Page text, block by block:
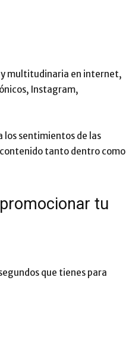
y multitudinaria en internet,
Instagram,
los sentimientos de las
tanto dentro como
tu
que tienes para